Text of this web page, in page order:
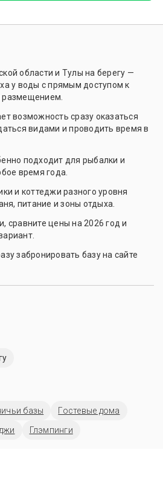
области и Тулы на берегу —
у воды с прямым доступом к
возможность сразу оказаться
видами и проводить время в
подходит для рыбалки и
время года.
и коттеджи разного уровня
питание и зоны отдыха.
сравните цены на 2026 год и
забронировать базу на сайте
базы
Гостевые дома
Глэмпинги